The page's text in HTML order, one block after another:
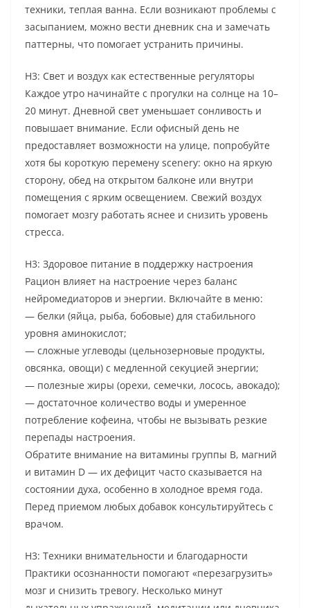
техники, теплая ванна. Если возникают проблемы с
засыпанием, можно вести дневник сна и замечать
паттерны, что помогает устранить причины.
H3: Свет и воздух как естественные регуляторы
Каждое утро начинайте с прогулки на солнце на 10–
20 минут. Дневной свет уменьшает сонливость и
повышает внимание. Если офисный день не
предоставляет возможности на улице, попробуйте
хотя бы короткую перемену scenery: окно на яркую
сторону, обед на открытом балконе или внутри
помещения с ярким освещением. Свежий воздух
помогает мозгу работать яснее и снизить уровень
стресса.
H3: Здоровое питание в поддержку настроения
Рацион влияет на настроение через баланс
нейромедиаторов и энергии. Включайте в меню:
— белки (яйца, рыба, бобовые) для стабильного
уровня аминокислот;
— сложные углеводы (цельнозерновые продукты,
овсянка, овощи) с медленной секуцией энергии;
— полезные жиры (орехи, семечки, лосось, авокадо);
— достаточное количество воды и умеренное
потребление кофеина, чтобы не вызывать резкие
перепады настроения.
Обратите внимание на витамины группы B, магний
и витамин D — их дефицит часто сказывается на
состоянии духа, особенно в холодное время года.
Перед приемом любых добавок консультируйтесь с
врачом.
H3: Техники внимательности и благодарности
Практики осознанности помогают «перезагрузить»
мозг и снизить тревогу. Несколько минут